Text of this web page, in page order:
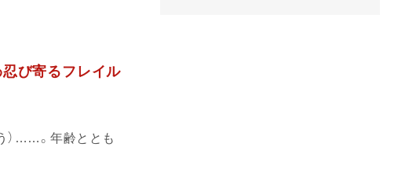
び寄るフレイル
）……。年齢ととも